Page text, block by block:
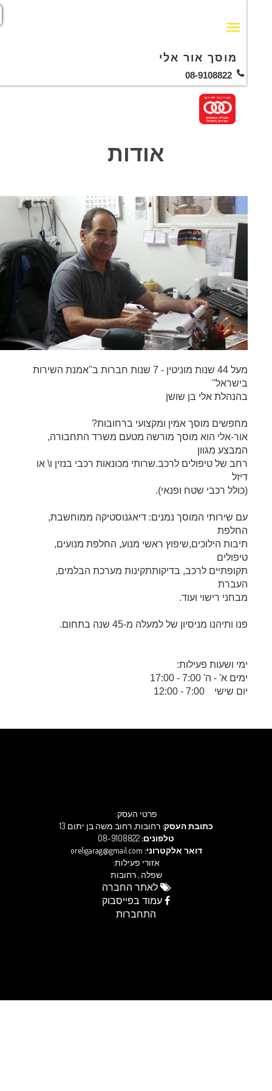
מוסך אור אלי
08-9108822
אודות
מעל 44 שנות מוניטין - 7 שנות חברות ב''אמנת השירות
אלי בן שושן
מוסך אמין ומקצועי ברחובות?
אלי הוא מוסך מורשה מטעם משרד התחבורה,
מגוון
של טיפולים לרכב.שרותי מכונאות רכבי בנזין ו\ או
רכבי שטח ופנאי).
שירותי המוסך נמנים: דיאגנוסטיקה ממוחשבת,
הילוכים,שיפוץ ראשי מנוע, החלפת מנועים,
לרכב, בדיקותתקינות מערכת הבלמים,
רישוי ועוד.
ותיהנו מניסיון של למעלה מ-45 שנה בתחום.
ושעות פעילות:
א' - ה' 7:00 - 17:00
שישי 7:00 - 12:00
פרטי העסק:
כתובת העסק:רחובות, רחוב משה בן יתום 13
טלפונים:08-9108822
דואר אלקטרוני:oreligarag@gmail.com
אזורי פעילות:
שפלה , רחובות
לאתר החברה
עמוד בפייסבוק
התחברות